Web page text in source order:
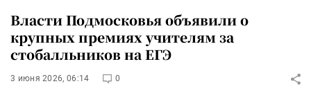
Власти Подмосковья объявили о
крупных премиях учителям за
стобалльников на ЕГЭ
3 июня 2026, 06:14 0